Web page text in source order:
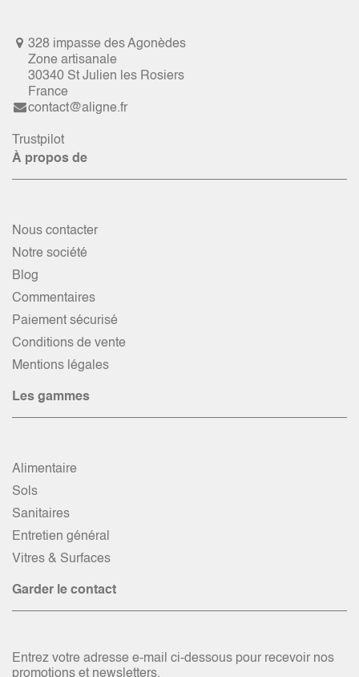
328 impasse des Agonèdes
Zone artisanale
30340 St Julien les Rosiers
France
contact@aligne.fr
Trustpilot
À propos de
Nous contacter
Notre société
Blog
Commentaires
Paiement sécurisé
Conditions de vente
Mentions légales
Les gammes
Alimentaire
Sols
Sanitaires
Entretien général
Vitres & Surfaces
Garder le contact
Entrez votre adresse e-mail ci-dessous pour recevoir nos
promotions et newsletters.